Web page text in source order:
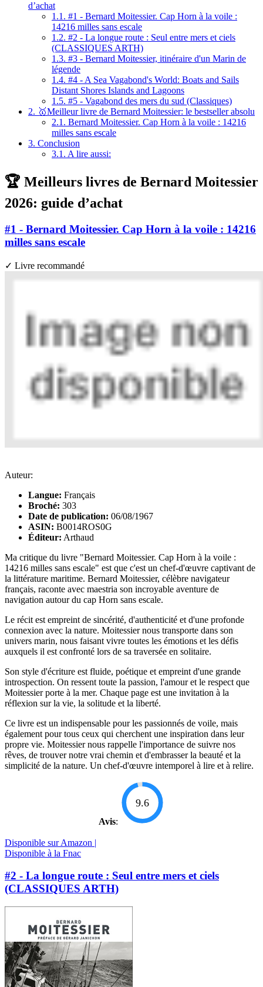
d’achat
1.1. #1 - Bernard Moitessier. Cap Horn à la voile :
14216 milles sans escale
1.2. #2 - La longue route : Seul entre mers et ciels
(CLASSIQUES ARTH)
1.3. #3 - Bernard Moitessier, itinéraire d'un Marin de
légende
1.4. #4 - A Sea Vagabond's World: Boats and Sails
Distant Shores Islands and Lagoons
1.5. #5 - Vagabond des mers du sud (Classiques)
2. 🥇Meilleur livre de Bernard Moitessier: le bestseller absolu
2.1. Bernard Moitessier. Cap Horn à la voile : 14216
milles sans escale
3. Conclusion
3.1. A lire aussi:
🏆 Meilleurs livres de Bernard Moitessier
2026: guide d’achat
#1 - Bernard Moitessier. Cap Horn à la voile : 14216
milles sans escale
✓ Livre recommandé
Auteur:
Langue: Français
Broché: 303
Date de publication: 06/08/1967
ASIN: B0014ROS0G
Éditeur: Arthaud
Ma critique du livre "Bernard Moitessier. Cap Horn à la voile :
14216 milles sans escale" est que c'est un chef-d'œuvre captivant de
la littérature maritime. Bernard Moitessier, célèbre navigateur
français, raconte avec maestria son incroyable aventure de
navigation autour du cap Horn sans escale.
Le récit est empreint de sincérité, d'authenticité et d'une profonde
connexion avec la nature. Moitessier nous transporte dans son
univers marin, nous faisant vivre toutes les émotions et les défis
auxquels il est confronté lors de sa traversée en solitaire.
Son style d'écriture est fluide, poétique et empreint d'une grande
introspection. On ressent toute la passion, l'amour et le respect que
Moitessier porte à la mer. Chaque page est une invitation à la
réflexion sur la vie, la solitude et la liberté.
Ce livre est un indispensable pour les passionnés de voile, mais
également pour tous ceux qui cherchent une inspiration dans leur
propre vie. Moitessier nous rappelle l'importance de suivre nos
rêves, de trouver notre vrai chemin et d'embrasser la beauté et la
simplicité de la nature. Un chef-d'œuvre intemporel à lire et à relire.
Avis:
9.6
Disponible sur Amazon |
Disponible à la Fnac
#2 - La longue route : Seul entre mers et ciels
(CLASSIQUES ARTH)